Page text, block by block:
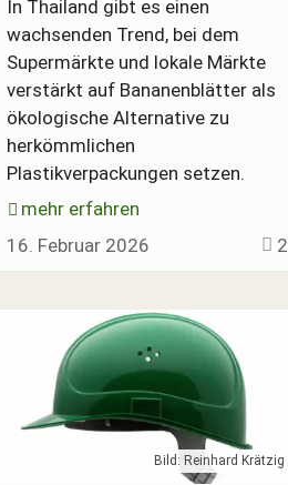
In Thailand gibt es einen
wachsenden Trend, bei dem
Supermärkte und lokale Märkte
verstärkt auf Bananenblätter als
ökologische Alternative zu
herkömmlichen
Plastikverpackungen setzen.
mehr erfahren
16. Februar 2026
2
Bild: Reinhard Krätzig